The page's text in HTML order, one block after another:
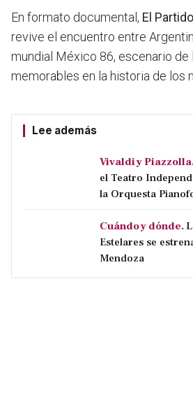
En formato documental, El Partido
revive el encuentro entre
mundial México 86, escenario de
memorables en la historia de los
Lee además
Vivaldi y
el Teatro
la Orquesta
Cuándo y dónde.
Estelares se
Mendoza